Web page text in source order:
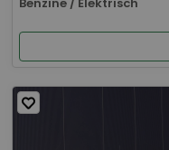
Benzine / Elektrisch